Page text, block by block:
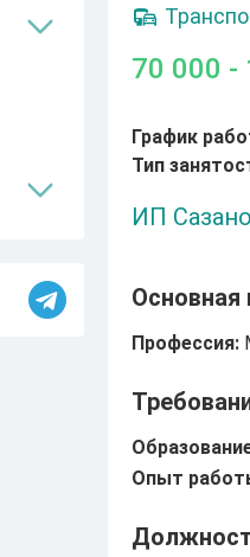
70 000 -
График
Тип
ИП
Профессия:
Опыт